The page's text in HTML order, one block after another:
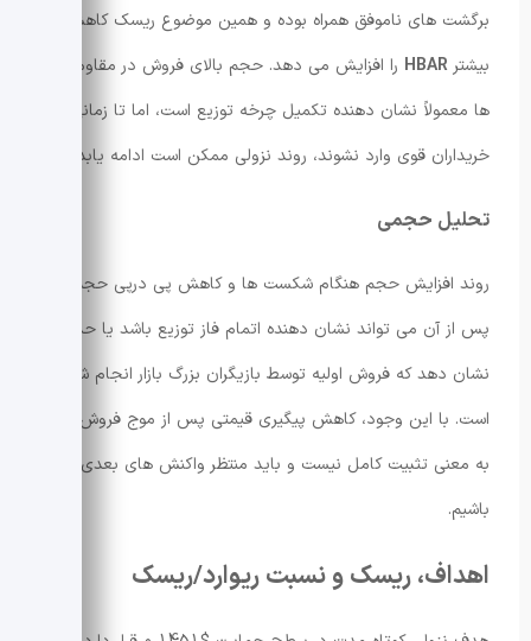
برگشت های ناموفق همراه بوده و همین موضوع ریسک کاهش
بیشتر HBAR را افزایش می دهد. حجم بالای فروش در مقاومت
ها معمولاً نشان دهنده تکمیل چرخه توزیع است، اما تا زمانی که
خریداران قوی وارد نشوند، روند نزولی ممکن است ادامه یابد.
تحلیل حجمی
روند افزایش حجم هنگام شکست ها و کاهش پی درپی حجم
پس از آن می تواند نشان دهنده اتمام فاز توزیع باشد یا حداقل
نشان دهد که فروش اولیه توسط بازیگران بزرگ بازار انجام شده
است. با این وجود، کاهش پیگیری قیمتی پس از موج فروش اولیه
به معنی تثبیت کامل نیست و باید منتظر واکنش های بعدی بازار
باشیم.
اهداف، ریسک و نسبت ریوارد/ریسک